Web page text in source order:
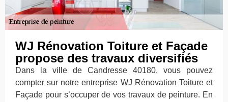
WJ Rénovation Toiture et Façade
propose des travaux diversifiés
Dans la ville de Candresse 40180, vous pouvez
compter sur notre entreprise WJ Rénovation Toiture et
Façade pour s’occuper de vos travaux de peinture. En